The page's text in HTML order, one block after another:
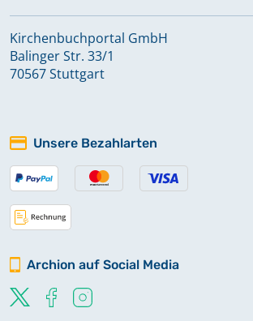
Kirchenbuchportal GmbH
Balinger Str. 33/1
70567 Stuttgart
Unsere Bezahlarten
Archion auf Social Media